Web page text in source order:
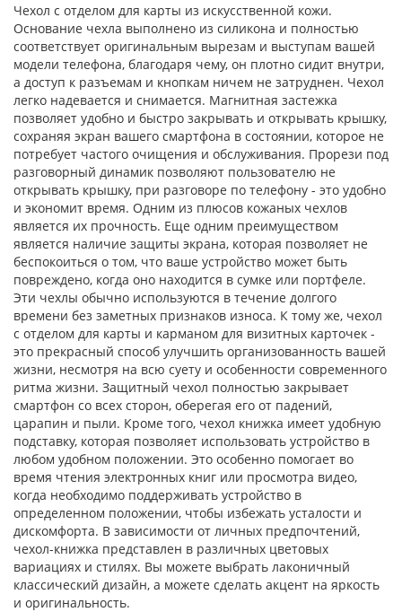
Чехол с отделом для карты из искусственной кожи.
Основание чехла выполнено из силикона и полностью
соответствует оригинальным вырезам и выступам вашей
модели телефона, благодаря чему, он плотно сидит внутри,
а доступ к разъемам и кнопкам ничем не затруднен. Чехол
легко надевается и снимается. Магнитная застежка
позволяет удобно и быстро закрывать и открывать крышку,
сохраняя экран вашего смартфона в состоянии, которое не
потребует частого очищения и обслуживания. Прорези под
разговорный динамик позволяют пользователю не
открывать крышку, при разговоре по телефону - это удобно
и экономит время. Одним из плюсов кожаных чехлов
является их прочность. Еще одним преимуществом
является наличие защиты экрана, которая позволяет не
беспокоиться о том, что ваше устройство может быть
повреждено, когда оно находится в сумке или портфеле.
Эти чехлы обычно используются в течение долгого
времени без заметных признаков износа. К тому же, чехол
с отделом для карты и карманом для визитных карточек -
это прекрасный способ улучшить организованность вашей
жизни, несмотря на всю суету и особенности современного
ритма жизни. Защитный чехол полностью закрывает
смартфон со всех сторон, оберегая его от падений,
царапин и пыли. Кроме того, чехол книжка имеет удобную
подставку, которая позволяет использовать устройство в
любом удобном положении. Это особенно помогает во
время чтения электронных книг или просмотра видео,
когда необходимо поддерживать устройство в
определенном положении, чтобы избежать усталости и
дискомфорта. В зависимости от личных предпочтений,
чехол-книжка представлен в различных цветовых
вариациях и стилях. Вы можете выбрать лаконичный
классический дизайн, а можете сделать акцент на яркость
и оригинальность.